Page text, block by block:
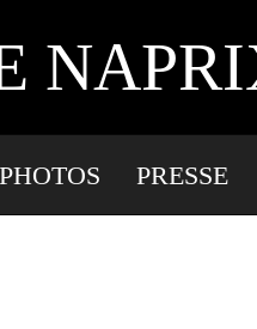
PHOTOS PRESSE